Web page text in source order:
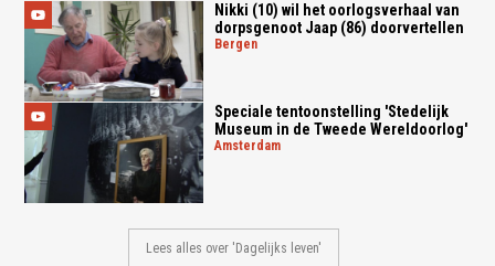
Nikki (10) wil het oorlogsverhaal van
dorpsgenoot Jaap (86) doorvertellen
bergen
Speciale tentoonstelling 'Stedelijk
Museum in de Tweede Wereldoorlog'
amsterdam
Lees alles over 'Dagelijks leven'